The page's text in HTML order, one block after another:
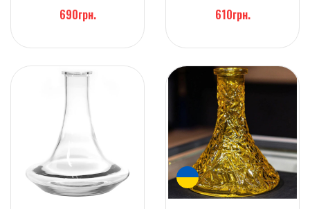
690грн. 610грн.